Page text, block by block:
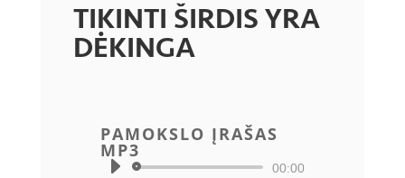
TIKINTI ŠIRDIS YRA
DĖKINGA
PAMOKSLO ĮRAŠAS
MP3
Audio
00:00